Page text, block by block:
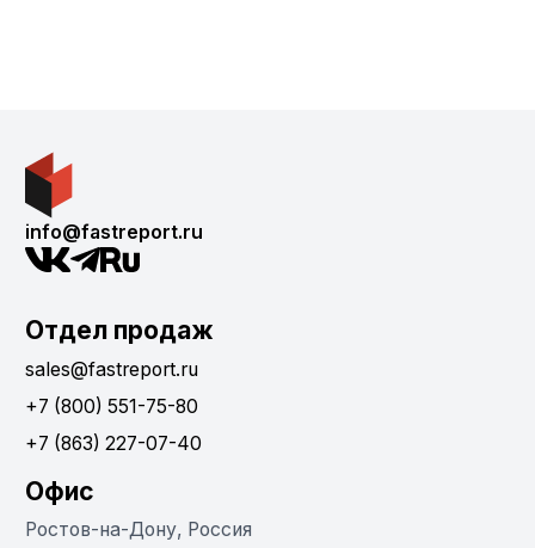
info@fastreport.ru
Отдел продаж
sales@fastreport.ru
+7 (800) 551-75-80
+7 (863) 227-07-40
Офис
Ростов-на-Дону, Россия